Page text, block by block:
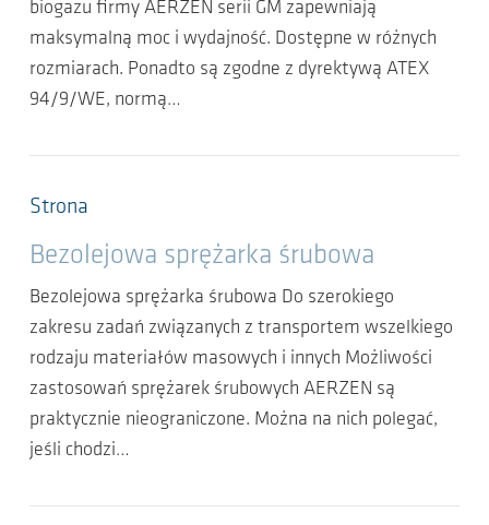
biogazu firmy AERZEN serii GM zapewniają
maksymalną moc i wydajność. Dostępne w różnych
rozmiarach. Ponadto są zgodne z dyrektywą ATEX
94/9/WE, normą…
Strona
Bezolejowa sprężarka śrubowa
Bezolejowa sprężarka śrubowa Do szerokiego
zakresu zadań związanych z transportem wszelkiego
rodzaju materiałów masowych i innych Możliwości
zastosowań sprężarek śrubowych AERZEN są
praktycznie nieograniczone. Można na nich polegać,
jeśli chodzi…